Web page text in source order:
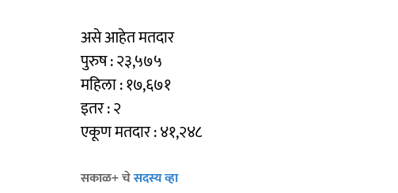
असे आहेत मतदार
पुरुष : २३,५७५
महिला : १७,६७१
इतर : २
एकूण मतदार : ४१,२४८
सकाळ+ चेसदस्य व्हा